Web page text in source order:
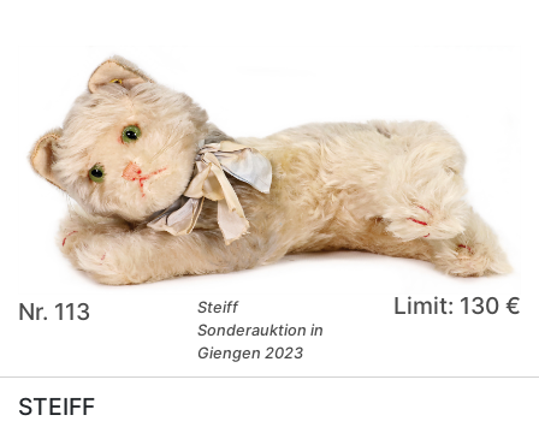
Nr. 113
Steiff
Sonderauktion in
Giengen 2023
Limit: 130 €
STEIFF